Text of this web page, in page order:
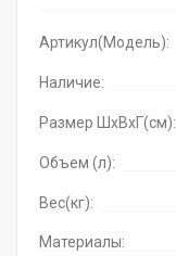
Артикул(Модель):
Наличие:
Размер ШхВхГ(см):
Объем (л):
Вес(кг):
Материалы: